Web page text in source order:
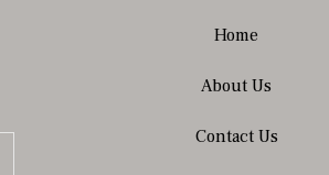
Home
About Us
Contact Us